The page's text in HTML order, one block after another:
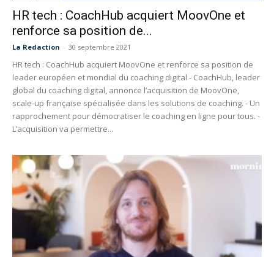
HR tech : CoachHub acquiert MoovOne et
renforce sa position de...
La Redaction - 30 septembre 2021
HR tech : CoachHub acquiert MoovOne et renforce sa position de
leader européen et mondial du coaching digital - CoachHub, leader
global du coaching digital, annonce l’acquisition de MoovOne,
scale-up française spécialisée dans les solutions de coaching. - Un
rapprochement pour démocratiser le coaching en ligne pour tous. -
L’acquisition va permettre...